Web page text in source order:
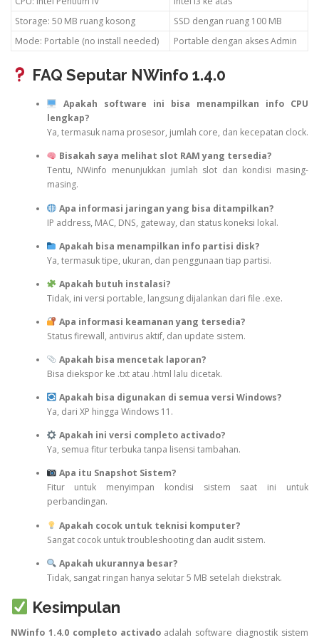
Storage: 50 MB ruang kosong
SSD dengan ruang 100 MB
Mode: Portable (no install needed)
Portable dengan akses Admin
FAQ Seputar NWinfo 1.4.0
Apakah software ini bisa menampilkan info CPU
lengkap?
Ya, termasuk nama prosesor, jumlah core, dan kecepatan clock.
Bisakah saya melihat slot RAM yang tersedia?
Tentu, NWinfo menunjukkan jumlah slot dan kondisi masing-
masing.
Apa informasi jaringan yang bisa ditampilkan?
IP address, MAC, DNS, gateway, dan status koneksi lokal.
Apakah bisa menampilkan info partisi disk?
Ya, termasuk tipe, ukuran, dan penggunaan tiap partisi.
Apakah butuh instalasi?
Tidak, ini versi portable, langsung dijalankan dari file .exe.
Apa informasi keamanan yang tersedia?
Status firewall, antivirus aktif, dan update sistem.
Apakah bisa mencetak laporan?
Bisa diekspor ke .txt atau .html lalu dicetak.
Apakah bisa digunakan di semua versi Windows?
Ya, dari XP hingga Windows 11.
Apakah ini versi completo activado?
Ya, semua fitur terbuka tanpa lisensi tambahan.
Apa itu Snapshot Sistem?
Fitur untuk menyimpan kondisi sistem saat ini untuk
perbandingan.
Apakah cocok untuk teknisi komputer?
Sangat cocok untuk troubleshooting dan audit sistem.
Apakah ukurannya besar?
Tidak, sangat ringan hanya sekitar 5 MB setelah diekstrak.
Kesimpulan
NWinfo 1.4.0 completo activadoadalah software diagnostik sistem